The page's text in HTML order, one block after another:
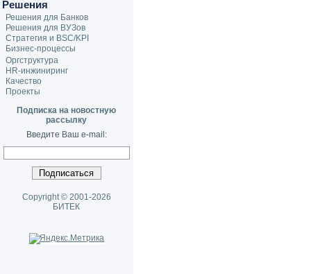
Решения
Решения для Банков
Решения для ВУЗов
Стратегия и BSC/KPI
Бизнес-процессы
Оргструктура
HR-инжиниринг
Качество
Проекты
Подписка на новостную
рассылку
Введите Ваш e-mail:
Copyright © 2001-2026
БИТЕК